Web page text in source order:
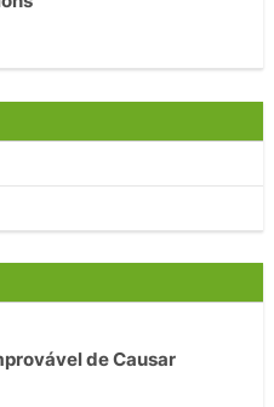
de Causar